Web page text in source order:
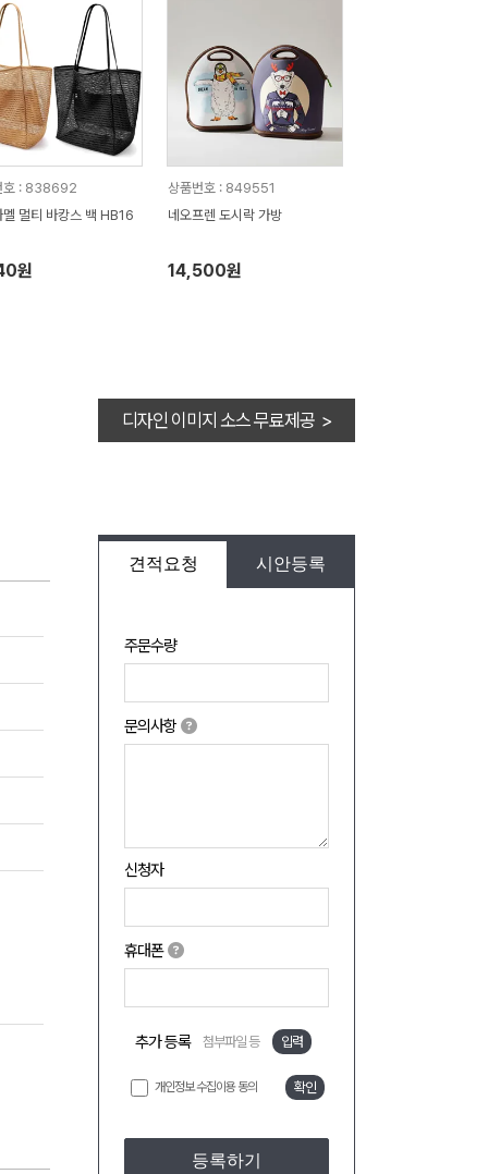
호 : 838692
멜 멀티 바캉스 백 HB16
원
상품번호 : 849551
네오프렌 도시락 가방
14,500원
디자인 이미지 소스 무료제공 >
견적요청 시안등록
주문수량
문의사항
신청자
휴대폰
추가 등록 첨부파일 등 입력
개인정보 수집이용 동의 확인
등록하기